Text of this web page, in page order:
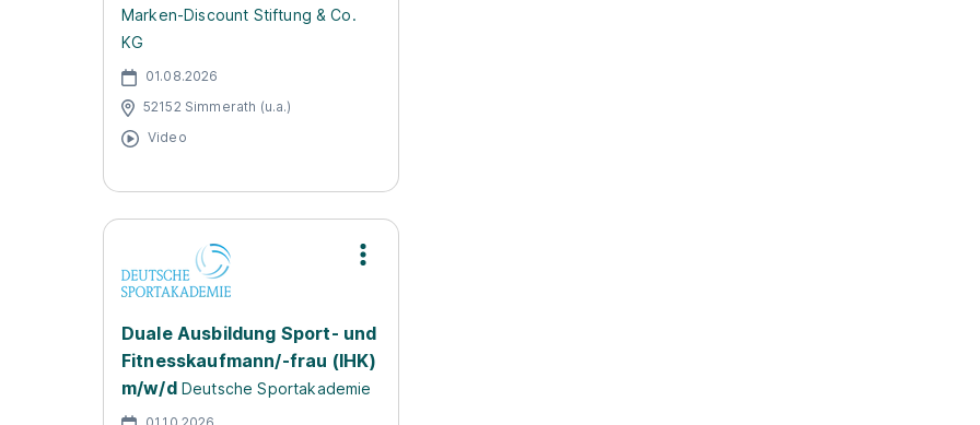
Marken-Discount Stiftung & Co.
KG
01.08.2026
52152 Simmerath (u.a.)
Video
Duale Ausbildung Sport- und
Fitnesskaufmann/-frau (IHK)
m/w/d Deutsche Sportakademie
01.10.2026